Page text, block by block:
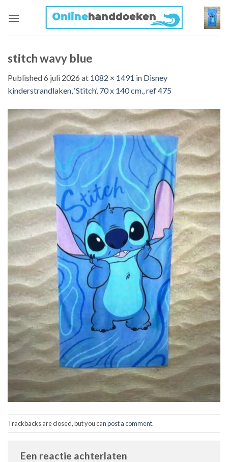
stitch wavy blue
Published6 juli 2026 at 1082 × 1491 in Disney
kinderstrandlaken, ‘Stitch’, 70 x 140 cm., ref 475
Trackbacks are closed, but you canpost a comment
Een reactie achterlaten